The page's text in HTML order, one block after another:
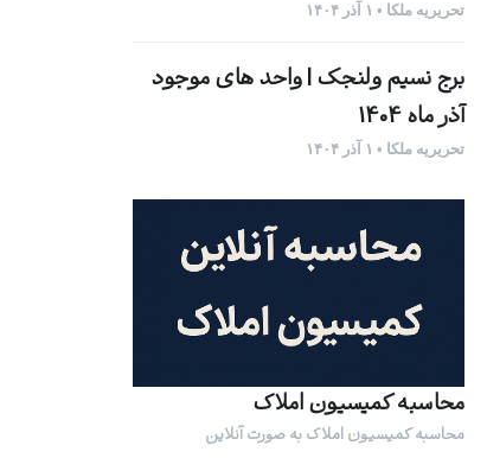
تحریریه ملکا • ۱ آذر ۱۴۰۴
برج نسیم ولنجک | واحد های موجود
آذر ماه 1404
تحریریه ملکا • ۱ آذر ۱۴۰۴
محاسبه کمیسیون املاک
محاسبه کمیسیون املاک به صورت آنلاین